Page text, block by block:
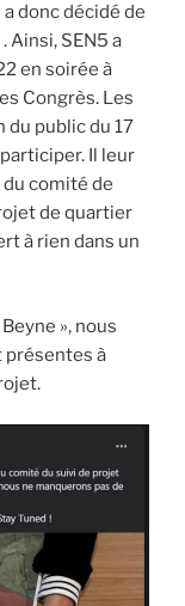
donc décidé de
Ainsi, SEN5 a
en soirée à
Congrès. Les
du public du 17
Il leur
comité de
de quartier
à rien dans un
», nous
présentes à